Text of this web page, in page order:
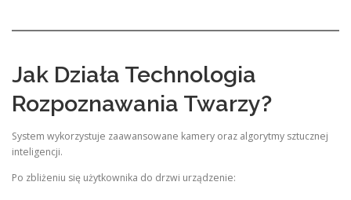
Jak Działa Technologia
Rozpoznawania Twarzy?
System wykorzystuje zaawansowane kamery oraz algorytmy sztucznej
inteligencji.
Po zbliżeniu się użytkownika do drzwi urządzenie: